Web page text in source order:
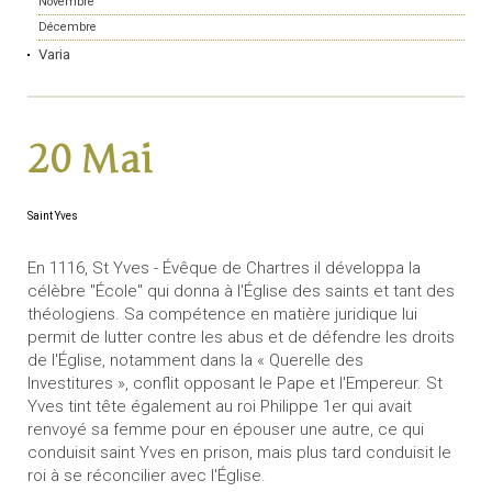
Décembre
Varia
20 Mai
Saint Yves
En 1116, St Yves - Évêque de Chartres il développa la
célèbre "École" qui donna à l'Église des saints et tant des
théologiens. Sa compétence en matière juridique lui
permit de lutter contre les abus et de défendre les droits
de l'Église, notamment dans la « Querelle des
Investitures », conflit opposant le Pape et l'Empereur. St
Yves tint tête également au roi Philippe 1er qui avait
renvoyé sa femme pour en épouser une autre, ce qui
conduisit saint Yves en prison, mais plus tard conduisit le
roi à se réconcilier avec l'Église.